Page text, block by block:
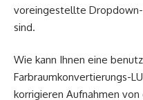
voreingestellte
sind.
Wie kann Ihnen eine
Farbraumkonvertierungs-
korrigieren Aufnahmen